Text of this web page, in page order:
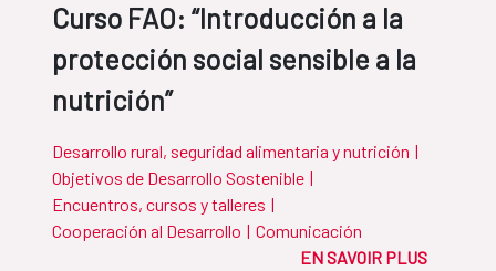
Curso FAO: “Introducción a la
protección social sensible a la
nutrición”
Desarrollo rural, seguridad alimentaria y nutrición |
Objetivos de Desarrollo Sostenible |
Encuentros, cursos y talleres |
Cooperación al Desarrollo | Comunicación
EN SAVOIR PLUS